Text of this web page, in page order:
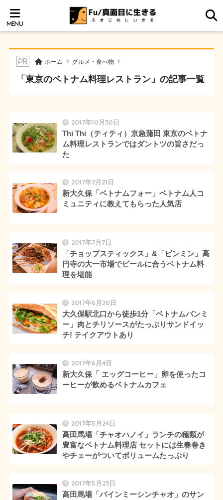
ホーム グルメ・食べ物
「東京のベトナム料理レストラン」の記事一覧
2017年10月30日
Thi Thi（ティティ）京急蒲田 東京のベトナ
ム料理レストランではダントツの旨さだっ
た
2017年7月21日
新大久保「ベトナムフォー」ベトナム人コ
ミュニティに教えてもらった人気店
2017年7月7日
「チョップスティックス」&「ビンミン」高
円寺の大一市場でビールに合うベトナム料
理を堪能
2017年6月20日
大久保駅北口から徒歩1分「ベトナムバンミ
ー」肉とチリソースがたっぷりサンドイッ
チ! テイクアウトあり
2017年6月4日
新大久保「 エッグコーヒー」卵を使ったコ
ーヒーが飲めるベトナムカフェ
2017年5月24日
高田馬場「チャオハノイ」ランチの種類が
豊富なベトナム料理店 セットには生春巻き
やチェーがついてボリュームたっぷり
2017年5月23日
高田馬場「バインミーシンチャオ」のサン